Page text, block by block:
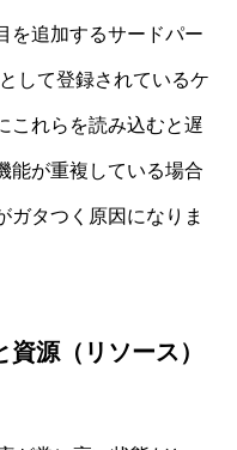
を追加するサードパー
して登録されているケ
これらを読み込むと遅
能が重複している場合
ガタつく原因になりま
源（リソース）